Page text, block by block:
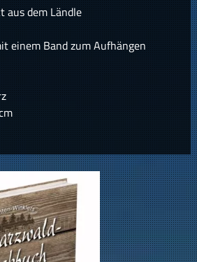
aus dem Ländle
einem Band zum Aufhängen